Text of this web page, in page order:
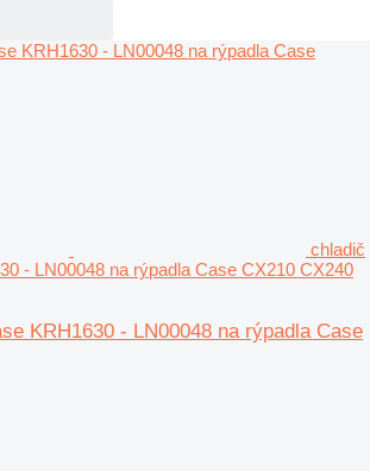
chladič
- LN00048 na rýpadla Case CX210 CX240
KRH1630 - LN00048 na rýpadla Case